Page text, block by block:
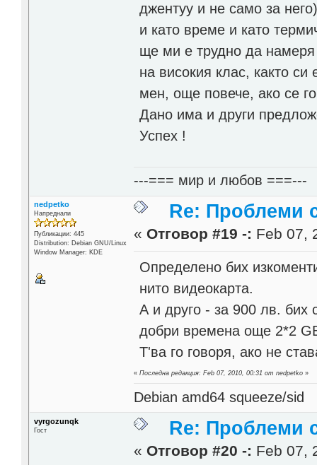
джентуу и не само за
и като време и като
ще ми е трудно да намеря
на високия клас, както
мен, още повече, ако се
Дано има и други
Успех !
---=== мир и любов ===---
nedpetko
Напреднали
Публикации: 445
Distribution: Debian GNU/Linux
Window Manager: KDE
Re: Проблеми
« Отговор #19 -: Feb 07,
Определено бих
нито видеокарта.
А и друго - за 900 лв. бих
добри времена още 2*2
Т'ва го говоря, ако не
«Последна редакция: Feb 07, 2010, 00:31 от nedpetko »
Debian amd64 squeeze/sid
vyrgozunqk
Гост Re: Проблеми
« Отговор #20 -: Feb 07,